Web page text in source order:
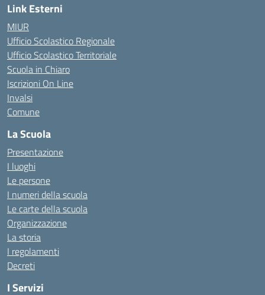
Link Esterni
MIUR
Ufficio Scolastico Regionale
Ufficio Scolastico Territoriale
Scuola in Chiaro
Iscrizioni On Line
Invalsi
Comune
La Scuola
Presentazione
I luoghi
Le persone
I numeri della scuola
Le carte della scuola
Organizzazione
La storia
I regolamenti
Decreti
I Servizi